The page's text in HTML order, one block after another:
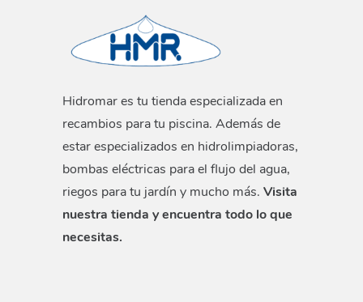
Hidromar es tu tienda especializada en
recambios para tu piscina. Además de
estar especializados en hidrolimpiadoras,
bombas eléctricas para el flujo del agua,
riegos para tu jardín y mucho más. Visita
nuestra tienda y encuentra todo lo que
necesitas.